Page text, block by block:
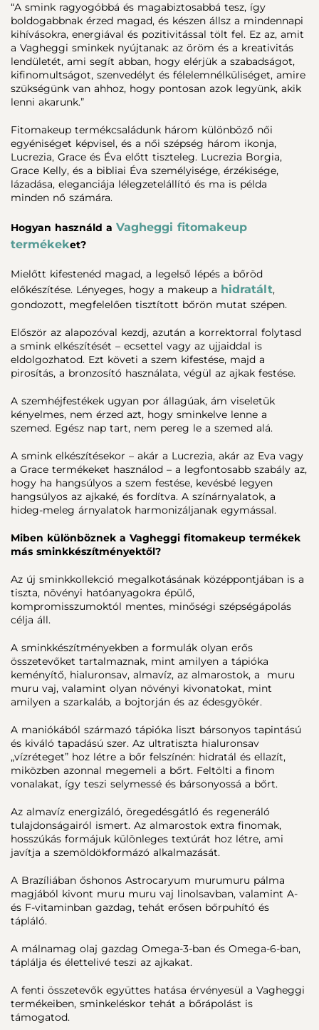
“A smink ragyogóbbá és magabiztosabbá tesz, így
boldogabbnak érzed magad, és készen állsz a mindennapi
kihívásokra, energiával és pozitivitással tölt fel. Ez az, amit
a Vagheggi sminkek nyújtanak: az öröm és a kreativitás
lendületét, ami segít abban, hogy elérjük a szabadságot,
kifinomultságot, szenvedélyt és félelemnélküliséget, amire
szükségünk van ahhoz, hogy pontosan azok legyünk, akik
lenni akarunk.”
Fitomakeup termékcsaládunk három különböző női
egyéniséget képvisel, és a női szépség három ikonja,
Lucrezia, Grace és Éva előtt tiszteleg. Lucrezia Borgia,
Grace Kelly, és a bibliai Éva személyisége, érzékisége,
lázadása, eleganciája lélegzetelállító és ma is példa
minden nő számára.
Hogyan használd a Vagheggi fitomakeup
termékeket?
Mielőtt kifestenéd magad, a legelső lépés a bőröd
előkészítése. Lényeges, hogy a makeup a hidratált,
gondozott, megfelelően tisztított bőrön mutat szépen.
Először az alapozóval kezdj, azután a korrektorral folytasd
a smink elkészítését – ecsettel vagy az ujjaiddal is
eldolgozhatod. Ezt követi a szem kifestése, majd a
pirosítás, a bronzosító használata, végül az ajkak festése.
A szemhéjfestékek ugyan por állagúak, ám viseletük
kényelmes, nem érzed azt, hogy sminkelve lenne a
szemed. Egész nap tart, nem pereg le a szemed alá.
A smink elkészítésekor – akár a Lucrezia, akár az Eva vagy
a Grace termékeket használod – a legfontosabb szabály az,
hogy ha hangsúlyos a szem festése, kevésbé legyen
hangsúlyos az ajkaké, és fordítva. A színárnyalatok, a
hideg-meleg árnyalatok harmonizáljanak egymással.
Miben különböznek a Vagheggi fitomakeup termékek
más sminkkészítményektől?
Az új sminkkollekció megalkotásának középpontjában is a
tiszta, növényi hatóanyagokra épülő,
kompromisszumoktól mentes, minőségi szépségápolás
célja áll.
A sminkkészítményekben a formulák olyan erős
összetevőket tartalmaznak, mint amilyen a tápióka
keményítő, hialuronsav, almavíz, az almarostok, a muru
muru vaj, valamint olyan növényi kivonatokat, mint
amilyen a szarkaláb, a bojtorján és az édesgyökér.
A maniókából származó tápióka liszt bársonyos tapintású
és kiváló tapadású szer. Az ultratiszta hialuronsav
„vízréteget” hoz létre a bőr felszínén: hidratál és ellazít,
miközben azonnal megemeli a bőrt. Feltölti a finom
vonalakat, így teszi selymessé és bársonyossá a bőrt.
Az almavíz energizáló, öregedésgátló és regeneráló
tulajdonságairól ismert. Az almarostok extra finomak,
hosszúkás formájuk különleges textúrát hoz létre, ami
javítja a szemöldökformázó alkalmazását.
A Brazíliában őshonos Astrocaryum murumuru pálma
magjából kivont muru muru vaj linolsavban, valamint A-
és F-vitaminban gazdag, tehát erősen bőrpuhító és
tápláló.
A málnamag olaj gazdag Omega-3-ban és Omega-6-ban,
táplálja és élettelivé teszi az ajkakat.
A fenti összetevők együttes hatása érvényesül a Vagheggi
termékeiben, sminkeléskor tehát a bőrápolást is
támogatod.